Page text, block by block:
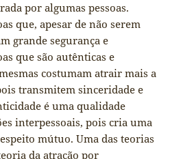
por algumas pessoas.
que, apesar de não serem
grande segurança e
que são autênticas e
costumam atrair mais a
transmitem sinceridade e
é uma qualidade
interpessoais, pois cria uma
mútuo. Uma das teorias
da atração por